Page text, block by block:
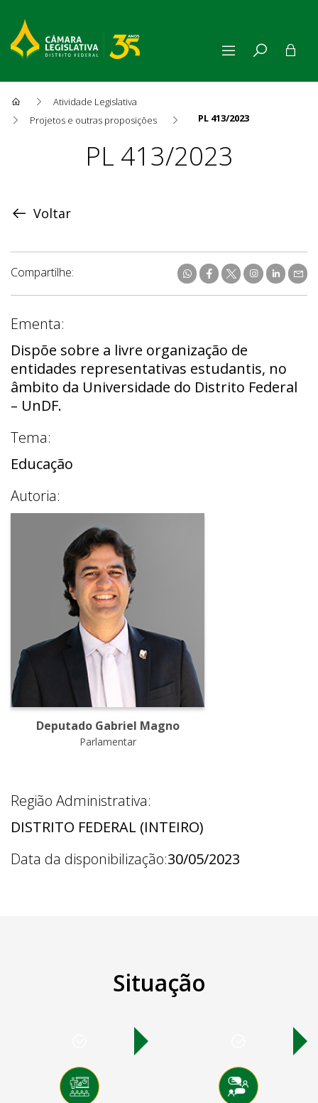
Atividade Legislativa
Projetos e outras proposições
PL 413/2023
ProposiçãoPL 413/2023
Voltar
Compartilhe:
Ementa:
Dispõe sobre a livre organização de
entidades representativas estudantis, no
âmbito da Universidade do Distrito Federal
– UnDF.
Tema:
Educação
Autoria:
Deputado Gabriel Magno
Parlamentar
Região Administrativa:
DISTRITO FEDERAL (INTEIRO)
Data da disponibilização:30/05/2023
Situação